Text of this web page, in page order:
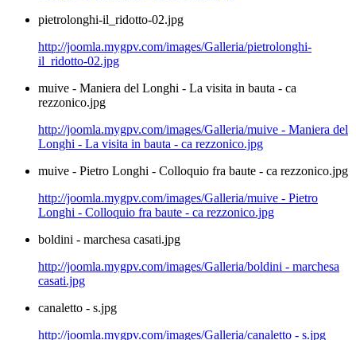
pietrolonghi-il_ridotto-02.jpg
http://joomla.mygpv.com/images/Galleria/pietrolonghi-
il_ridotto-02.jpg
muive - Maniera del Longhi - La visita in bauta - ca
rezzonico.jpg
http://joomla.mygpv.com/images/Galleria/muive - Maniera del
Longhi - La visita in bauta - ca rezzonico.jpg
muive - Pietro Longhi - Colloquio fra baute - ca rezzonico.jpg
http://joomla.mygpv.com/images/Galleria/muive - Pietro
Longhi - Colloquio fra baute - ca rezzonico.jpg
boldini - marchesa casati.jpg
http://joomla.mygpv.com/images/Galleria/boldini - marchesa
casati.jpg
canaletto - s.jpg
http://joomla.mygpv.com/images/Galleria/canaletto - s.jpg